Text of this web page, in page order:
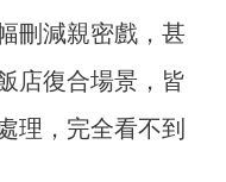
刪減親密戲，甚
店復合場景，皆
理，完全看不到